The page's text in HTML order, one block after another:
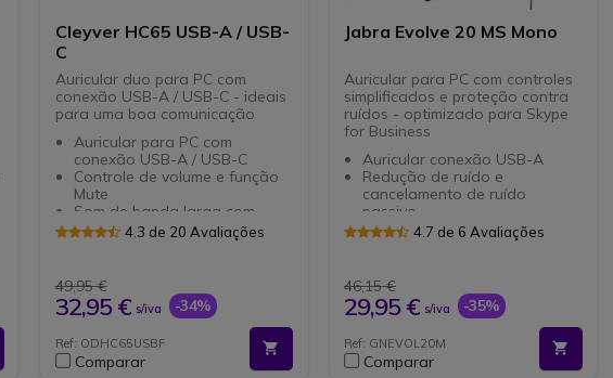
Cleyver HC65 USB-A / USB-
C
Auricular duo para PC com
conexão USB-A / USB-C - ideais
para uma boa comunicação
Auricular para PC com
conexão USB-A / USB-C
Controle de volume e função
Mute
Som de banda larga com
cancelamento de ruído
Braço de microfone com
Microfone com rotação 360º
Compatível com Microsoft,
MAC e Linux
4.3 de 20 Avaliações
49,95 €
32,95 € s/iva -34%
Ref: ODHC65USBF
Comparar
Jabra Evolve 20 MS Mono
Auricular para PC com controles
simplificados e proteção contra
ruídos - optimizado para Skype
for Business
Auricular conexão USB-A
Redução de ruído e
cancelamento de ruído
passivo
Controles incorporados no
cabo: atender/desligar, volume
Plug&Play: conectar e pronto
para usar
Optimizado para Skype for
Versão mono, também
disponível versão Duo
Jabra Evolve comparação entre
modelos
4.7 de 6 Avaliações
46,15 €
29,95 € s/iva -35%
Ref: GNEVOL20M
Comparar